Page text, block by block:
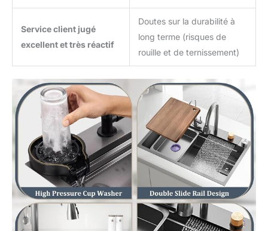
Service client jugé
excellent et très réactif
Doutes sur la durabilité à
long terme (risques de
rouille et de ternissement)